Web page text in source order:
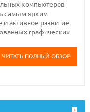
компьютеров
самым ярким
активное развитие
графических
ЧИТАТЬ ПОЛНЫЙ ОБЗОР